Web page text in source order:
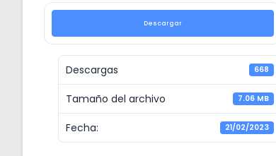
Descargar
Descargas 668
Tamaño del archivo 7.06 MB
Fecha: 21/02/2023